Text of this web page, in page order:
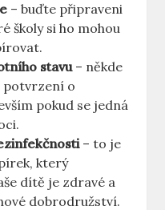
– buďte připraveni
školy si ho mohou
stavu– někde
potvrzení o
pokud se jedná
– to je
který
dítě⁢ je zdravé a
dobrodružství.